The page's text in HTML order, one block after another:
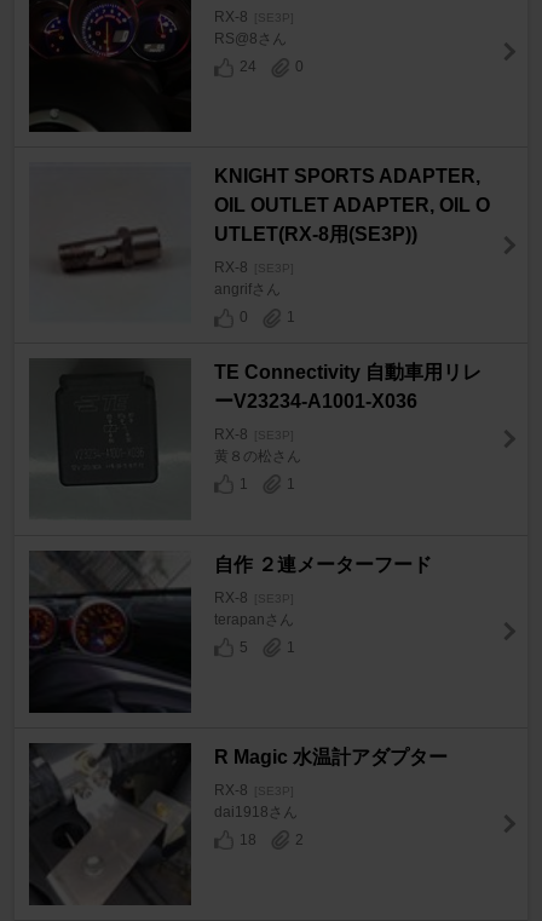
RX-8 [SE3P]
RS@8さん
24
0
KNIGHT SPORTS ADAPTER,
OIL OUTLET ADAPTER, OIL O
UTLET(RX-8用(SE3P))
RX-8 [SE3P]
angrifさん
0
1
TE Connectivity 自動車用リレ
ーV23234-A1001-X036
RX-8 [SE3P]
黄８の松さん
1
1
自作 ２連メーターフード
RX-8 [SE3P]
terapanさん
5
1
R Magic 水温計アダプター
RX-8 [SE3P]
dai1918さん
18
2